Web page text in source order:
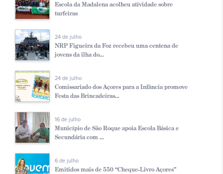
Escola da Madalena acolheu atividade sobre
turfeiras
24 de julho
NRP Figueira da Foz recebeu uma centena de
jovens da ilha do...
24 de julho
Comissariado dos Açores para a Infância promove
Festa das Brincadeiras...
16 de julho
Município de São Roque apoia Escola Básica e
Secundária com ...
6 de julho
Emitidos mais de 550 “Cheque-Livro Açores”